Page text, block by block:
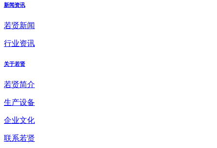
新闻资讯
若贤新闻
行业资讯
关于若贤
若贤简介
生产设备
企业文化
联系若贤